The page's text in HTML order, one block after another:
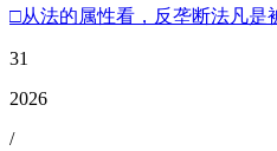
□从法的属性看，反垄断法凡是
31
2026
/